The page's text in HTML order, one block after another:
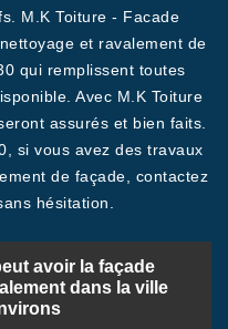
M.K Toiture - Facade
et ravalement de
qui remplissent toutes
Avec M.K Toiture
assurés et bien faits.
si vous avez des travaux
de façade, contactez
hésitation.
avoir la façade
dans la ville